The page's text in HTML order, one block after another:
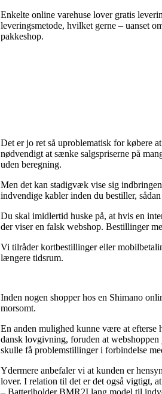
Enkelte online varehuse lover gratis
leveringsmetode, hvilket gerne – uanset
pakkeshop.
Det er jo ret så uproblematisk for købere
nødvendigt at sænke salgspriserne på
uden beregning.
Men det kan stadigvæk vise sig
indvendige kabler inden du bestiller,
Du skal imidlertid huske på, at hvis en
der viser en falsk webshop. Bestillinger
Vi tilråder kortbestillinger eller
længere tidsrum.
Inden nogen shopper hos en Shimano
morsomt.
En anden mulighed kunne være at
dansk lovgivning, foruden at
skulle få problemstillinger i forbindelse
Ydermere anbefaler vi at kunden er
lover. I relation til det er det også vigtigt,
– Batteriholder BMR2I lang model til